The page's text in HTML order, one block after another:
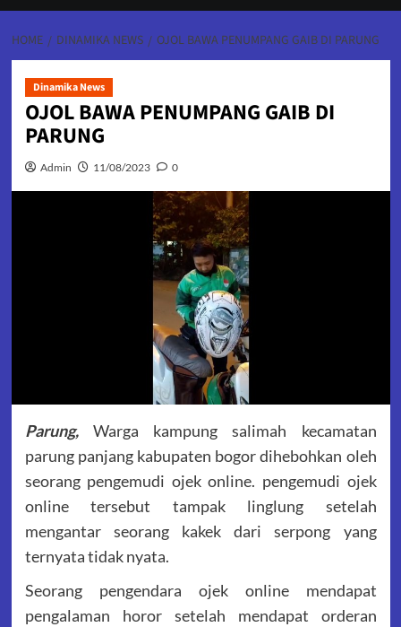
HOME DINAMIKA NEWS OJOL BAWA PENUMPANG GAIB DI PARUNG
Dinamika News
OJOL BAWA PENUMPANG GAIB DI
PARUNG
Admin 11/08/2023 0
Parung,Warga kampung salimah kecamatan
parung panjang kabupaten bogor dihebohkan oleh
seorang pengemudi ojek online. pengemudi ojek
online tersebut tampak linglung setelah
mengantar seorang kakek dari serpong yang
ternyata tidak nyata.
Seorang pengendara ojek online mendapat
pengalaman horor setelah mendapat orderan